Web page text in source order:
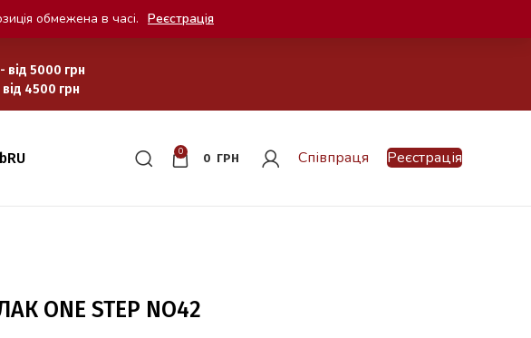
від 5000 грн
4500 грн
RU 0
0 ГРН Співпраця Реєстрація
ONE STEP NO42
обмежена в часі. Реєстрація